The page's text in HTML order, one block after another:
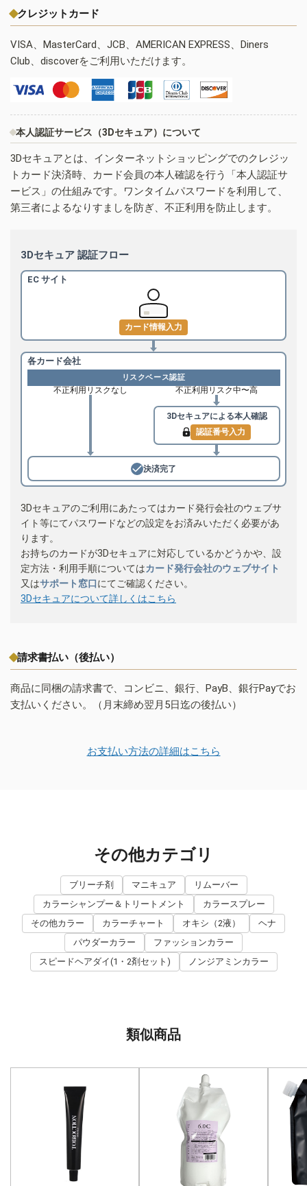
クレジットカード
VISA、MasterCard、JCB、AMERICAN EXPRESS、Diners
Club、discoverをご利用いただけます。
本人認証サービス（3Dセキュア）について
3Dセキュアとは、インターネットショッピングでのクレジッ
トカード決済時、カード会員の本人確認を行う「本人認証サ
ービス」の仕組みです。ワンタイムパスワードを利用して、
第三者によるなりすましを防ぎ、不正利用を防止します。
3Dセキュア 認証フロー
EC サイト
カード情報入力
各カード会社
リスクベース認証
不正利用リスクなし 不正利用リスク中〜高
3Dセキュアによる本人確認
認証番号入力
決済完了
3Dセキュアのご利用にあたってはカード発行会社のウェブサ
イト等にてパスワードなどの設定をお済みいただく必要があ
ります。
お持ちのカードが3Dセキュアに対応しているかどうかや、設
定方法・利用手順についてはカード発行会社のウェブサイト
又はサポート窓口にてご確認ください。
3Dセキュアについて詳しくはこちら
請求書払い（後払い）
商品に同梱の請求書で、コンビニ、銀行、PayB、銀行Payでお
支払いください。（月末締め翌月5日迄の後払い）
お支払い方法の詳細はこちら
その他カテゴリ
ブリーチ剤 マニキュア
リムーバー
カラーシャンプー＆トリートメント
カラースプレー
その他カラー
カラーチャート オキシ（2液）
ヘナ
パウダーカラー
ファッションカラー
スピードヘアダイ(1・2剤セット)
ノンジアミンカラー
類似商品